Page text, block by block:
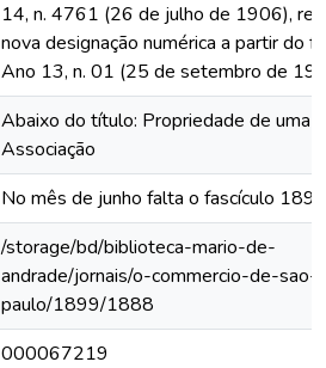
14, n. 4761 (26 de julho de 1906),
nova designação numérica a partir do
Ano 13, n. 01 (25 de setembro de
Abaixo do título: Propriedade de uma
Associação
No mês de junho falta o fascículo 1892
/storage/bd/biblioteca-mario-de-
andrade/jornais/o-commercio-de-sao-
paulo/1899/1888
000067219